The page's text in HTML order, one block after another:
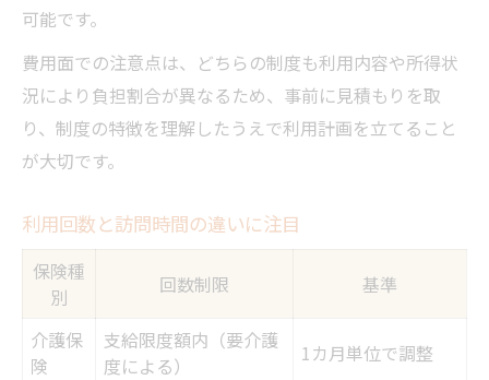
可能です。
費用面での注意点は、どちらの制度も利用内容や所得状
況により負担割合が異なるため、事前に見積もりを取
り、制度の特徴を理解したうえで利用計画を立てること
が大切です。
利用回数と訪問時間の違いに注目
保険種
別
回数制限 基準
介護保
険
支給限度額内（要介護
度による）
1カ月単位で調整